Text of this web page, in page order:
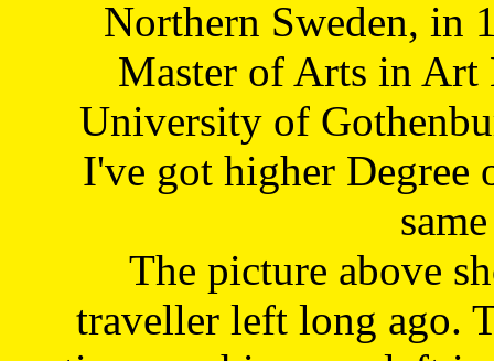
Northern Sweden, in
Master of Arts in Art
University of
I've got higher Degree
The picture above
traveller left long ago.